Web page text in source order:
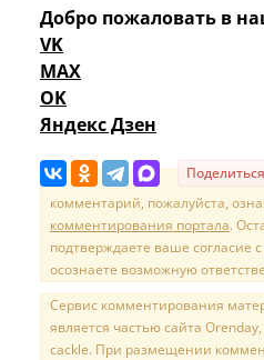
Добро пожаловать в
VK
MAX
OK
Яндекс Дзен
Поделиться
комментарий, пожалуйста,
комментирования портала.
подтверждаете ваше согласие
осознаете возможную
Сервис комментирования
является частью сайта
cackle. При размещении